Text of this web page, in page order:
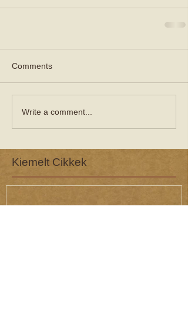
Comments
Write a comment...
Kiemelt Cikkek